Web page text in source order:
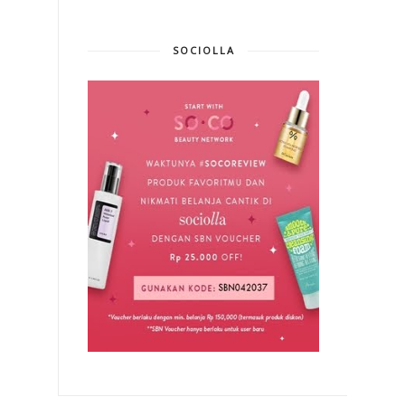
SOCIOLLA